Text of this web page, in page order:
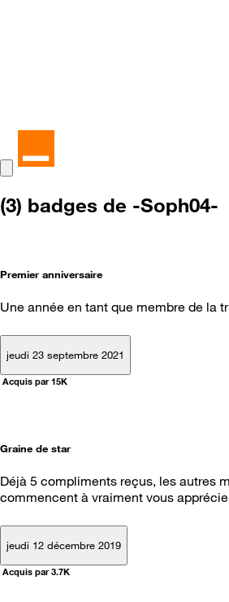
(3) badges de -Soph04-
Premier anniversaire
Une année en tant que membre de la
jeudi 23 septembre 2021
Acquis par 15K
Graine de star
Déjà 5 compliments reçus, les autres
commencent à vraiment vous
jeudi 12 décembre 2019
Acquis par 3.7K